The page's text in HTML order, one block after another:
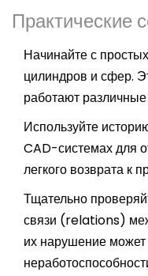
Практические
Начинайте с
цилиндров и сфер.
работают
Используйте
CAD-системах для
легкого возврата к
Тщательно
связи (relations)
их нарушение может